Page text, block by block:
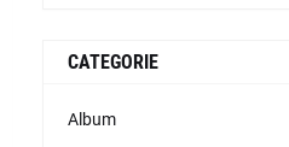
CATEGORIE
Album